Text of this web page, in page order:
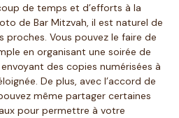
de temps et d’efforts à la
de Bar Mitzvah, il est naturel de
proches. Vous pouvez le faire de
en organisant une soirée de
des copies numérisées à
De plus, avec l’accord de
même partager certaines
pour permettre à votre